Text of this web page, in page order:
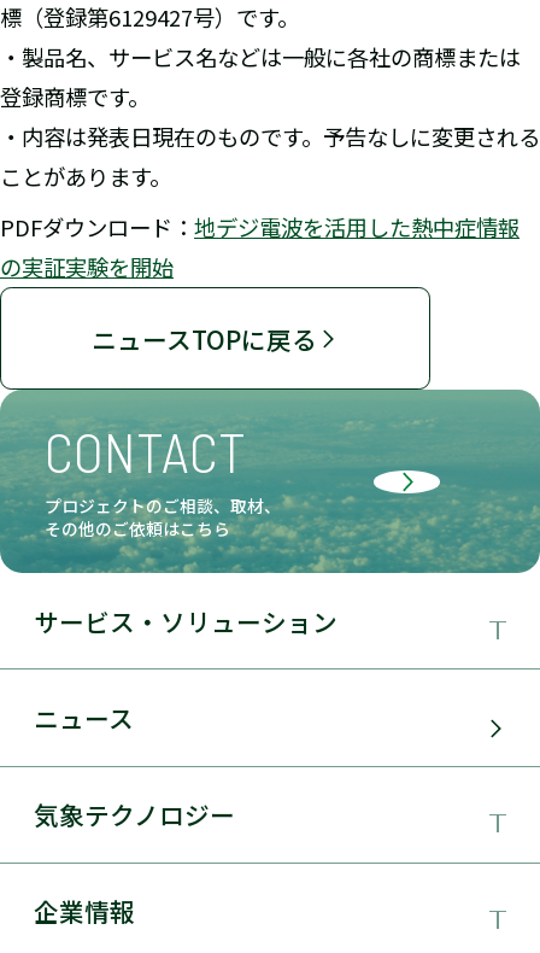
標（登録第6129427号）です。
・製品名、サービス名などは一般に各社の商標または
登録商標です。
・内容は発表日現在のものです。予告なしに変更される
ことがあります。
PDFダウンロード： 地デジ電波を活用した熱中症情報
の実証実験を開始
ニュースTOPに戻る
CONTACT
プロジェクトのご相談、取材、
その他のご依頼はこちら
サービス・ソリューション
事業領域
サービス・ソリューション
太陽光発電
ニュース
気象テクノロジー
気象テクノロジー
企業情報